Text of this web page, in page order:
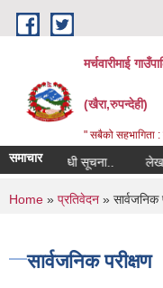
Skip to main content
मर्चवारीमाई
(खैरा,रुपन्देही)
" सबैको सहभागिता :
समाचारसम्बन्धी सूचना.. लेखा
You are here
Home » प्रतिवेदन » सार्वजनिक
सार्वजनिक परीक्षण